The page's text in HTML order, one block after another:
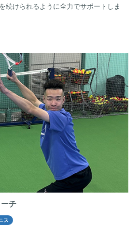
続けられるように全力でサポートしま
チ
ス